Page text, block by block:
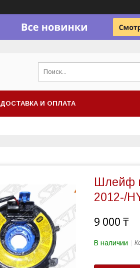
ДОСТАВКА И ОПЛАТА
Шлейф
2012-/
9 000 ₸
В наличии